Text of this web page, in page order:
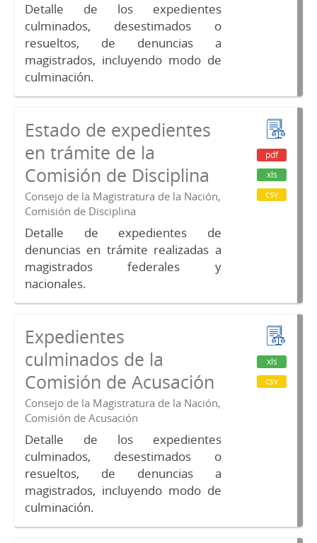
Detalle de los expedientes
culminados, desestimados o
resueltos, de denuncias a
magistrados, incluyendo modo de
culminación.
Estado de expedientes
en trámite de la
Comisión de Disciplina
Consejo de la Magistratura de la Nación,
Comisión de Disciplina
Detalle de expedientes de
denuncias en trámite realizadas a
magistrados federales y
nacionales.
pdf
xls
csv
Expedientes
culminados de la
Comisión de Acusación
Consejo de la Magistratura de la Nación,
Comisión de Acusación
Detalle de los expedientes
culminados, desestimados o
resueltos, de denuncias a
magistrados, incluyendo modo de
culminación.
xls
csv